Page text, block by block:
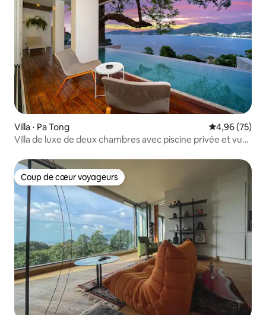
Villa ⋅ Pa Tong Évaluation
4,96 (75)
Villa de luxe de deux chambres avec piscine privée et vue
Coup de cœur voyageurs
Coup de cœur voyageurs